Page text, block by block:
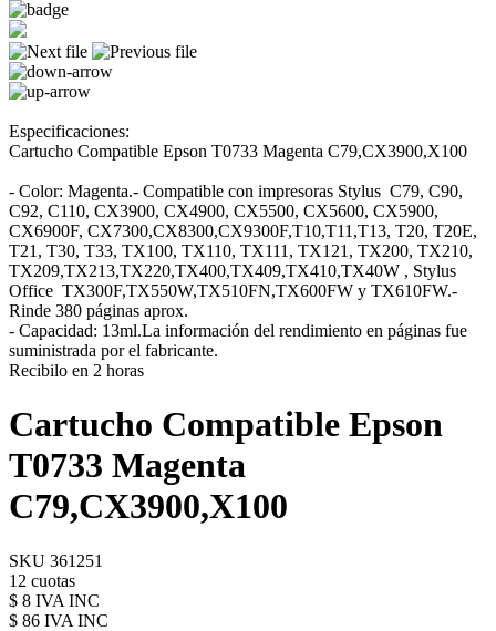
Especificaciones:
Cartucho Compatible Epson T0733 Magenta C79,CX3900,X100
- Color: Magenta.- Compatible con impresoras Stylus C79, C90,
C92, C110, CX3900, CX4900, CX5500, CX5600, CX5900,
CX6900F, CX7300,CX8300,CX9300F,T10,T11,T13, T20, T20E,
T21, T30, T33, TX100, TX110, TX111, TX121, TX200, TX210,
TX209,TX213,TX220,TX400,TX409,TX410,TX40W , Stylus
Office TX300F,TX550W,TX510FN,TX600FW y TX610FW.-
Rinde 380 páginas aprox.
- Capacidad: 13ml.La información del rendimiento en páginas fue
suministrada por el fabricante.
Recibilo en 2 horas
Cartucho Compatible Epson
T0733 Magenta
C79,CX3900,X100
SKU 361251
12 cuotas
$ 8 IVA INC
$ 86 IVA INC